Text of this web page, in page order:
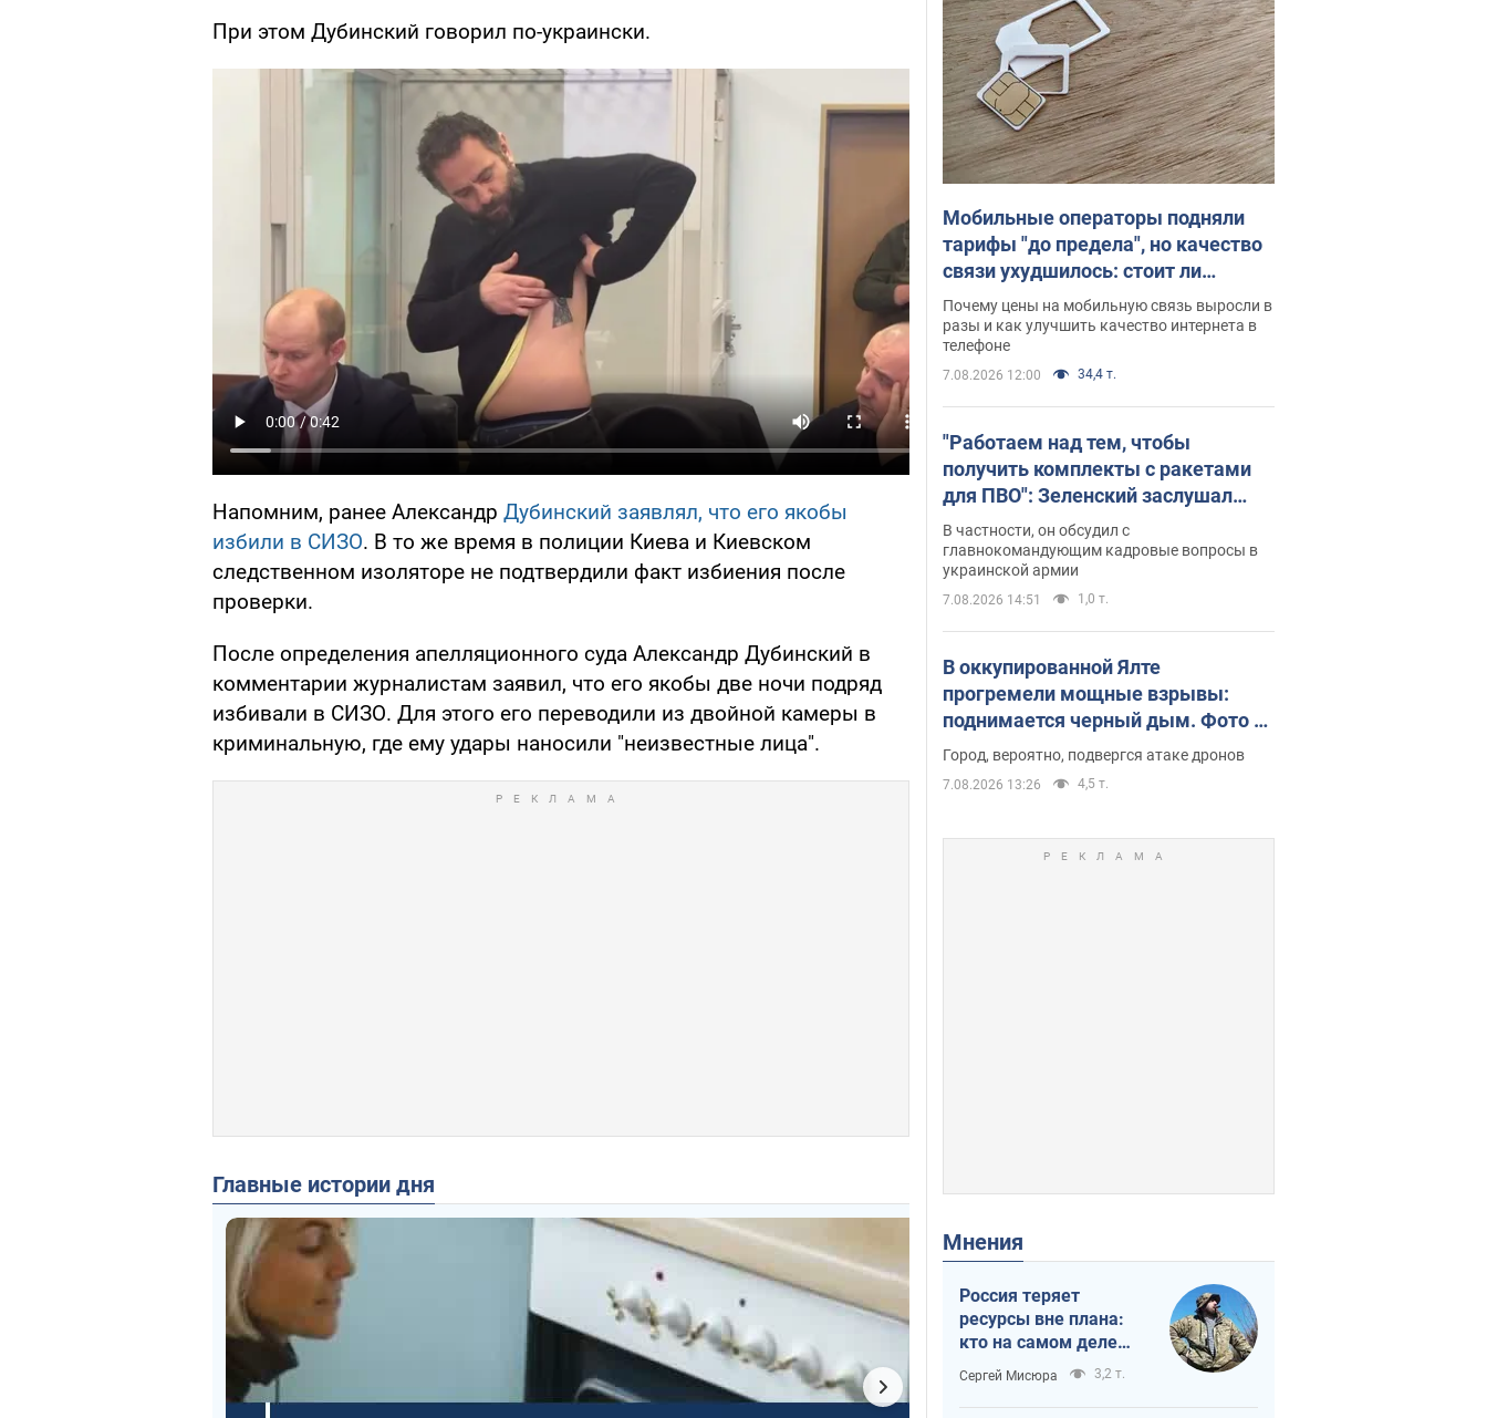
При этом Дубинский говорил по-украински.
Напомним, ранее Александр Дубинский заявлял, что его якобы
избили в СИЗО. В то же время в полиции Киева и Киевском
следственном изоляторе не подтвердили факт избиения после
проверки.
После определения апелляционного суда Александр Дубинский в
комментарии журналистам заявил, что его якобы две ночи подряд
избивали в СИЗО. Для этого его переводили из двойной камеры в
криминальную, где ему удары наносили "неизвестные лица".
Главные истории дня
Мобильные операторы подняли
тарифы "до предела", но качество
связи ухудшилось: стоит ли
жаловаться на цены
Почему цены на мобильную связь выросли в
разы и как улучшить качество интернета в
телефоне
7.08.2026 12:00 34,4 т.
"Работаем над тем, чтобы
получить комплекты с ракетами
для ПВО": Зеленский заслушал
доклад Драпатого и объявил о
новых мерах
В частности, он обсудил с
главнокомандующим кадровые вопросы в
украинской армии
7.08.2026 14:51 1,0 т.
В оккупированной Ялте
прогремели мощные взрывы:
поднимается черный дым. Фото и
видео
Город, вероятно, подвергся атаке дронов
7.08.2026 13:26 4,5 т.
Мнения
Россия теряет
ресурсы вне плана:
кто на самом деле
диктует темп войны
Сергей Мисюра 3,2 т.